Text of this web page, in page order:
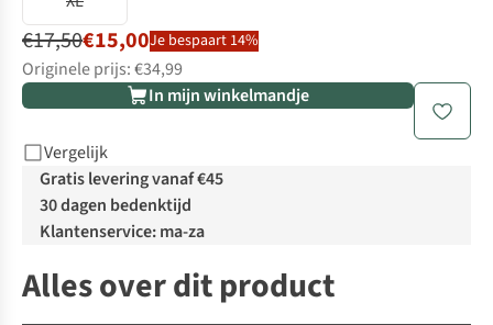
€17,50€15,00Je bespaart 14%
Originele prijs: €34,99
In mijn winkelmandje
Vergelijk
Gratis levering vanaf €45
30 dagen bedenktijd
Klantenservice: ma-za
Alles over dit product